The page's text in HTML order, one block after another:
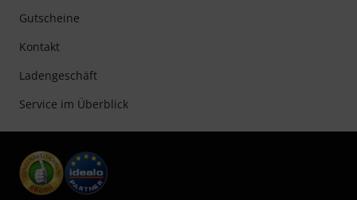
Gutscheine
Kontakt
Ladengeschäft
Service im Überblick